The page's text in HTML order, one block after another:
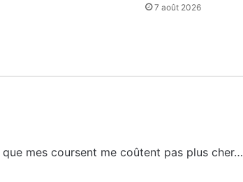
7 août 2026
que mes coursent me coûtent pas plus cher…